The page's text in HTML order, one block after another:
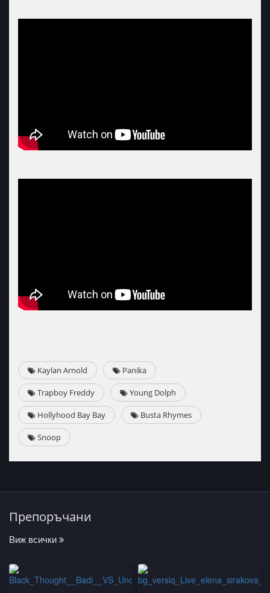
Kaylan Arnold Panika
Trapboy Freddy Young Dolph
Hollyhood Bay Bay Busta Rhymes
Snoop
Препоръчани
Виж всички